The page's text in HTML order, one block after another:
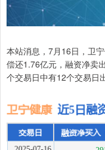
本站消息，7月16日，卫
偿还1.76亿元，融资净卖
个交易日中有12个交易日